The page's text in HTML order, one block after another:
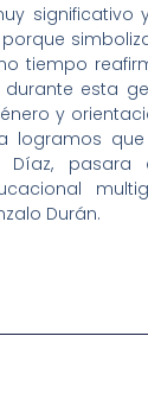
significativo
porque
tiempo
esta
y
que
Díaz,
Durán.